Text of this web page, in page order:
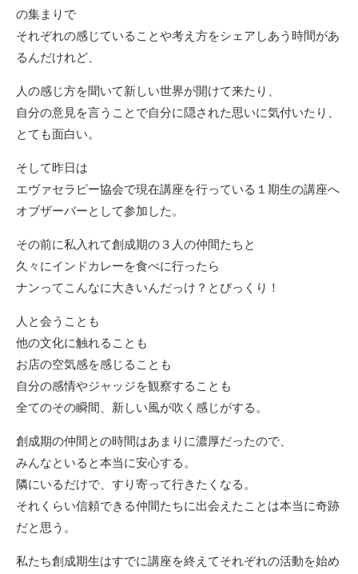
の集まりで
それぞれの感じていることや考え方をシェアしあう時間があ
るんだけれど、
人の感じ方を聞いて新しい世界が開けて来たり、
自分の意見を言うことで自分に隠された思いに気付いたり、
とても面白い。
そして昨日は
エヴァセラピー協会で現在講座を行っている１期生の講座へ
オブザーバーとして参加した。
その前に私入れて創成期の３人の仲間たちと
久々にインドカレーを食べに行ったら
ナンってこんなに大きいんだっけ？とびっくり！
人と会うことも
他の文化に触れることも
お店の空気感を感じることも
自分の感情やジャッジを観察することも
全てのその瞬間、新しい風が吹く感じがする。
創成期の仲間との時間はあまりに濃厚だったので、
みんなといると本当に安心する。
隣にいるだけで、すり寄って行きたくなる。
それくらい信頼できる仲間たちに出会えたことは本当に奇跡
だと思う。
私たち創成期生はすでに講座を終えてそれぞれの活動を始め